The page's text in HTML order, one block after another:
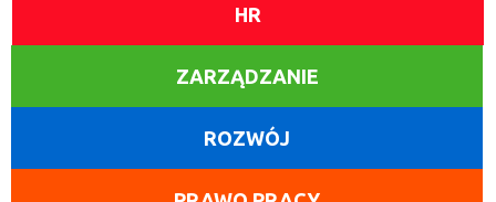
HR
ZARZĄDZANIE
ROZWÓJ